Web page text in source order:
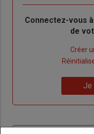
Body
Connectez-vous
de
Créer
de
me
Je